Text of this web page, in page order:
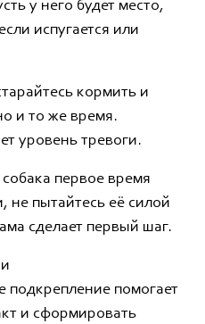
у него будет место,
испугается или
кормить и
и то же время.
уровень тревоги.
первое время
не пытайтесь её силой
сделает первый шаг.
подкрепление помогает
и сформировать